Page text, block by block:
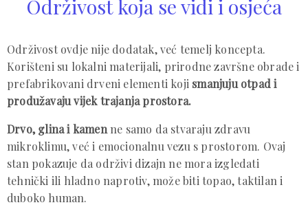
Održivost koja se vidi i osjeća
Održivost ovdje nije dodatak, već temelj koncepta.
Korišteni su lokalni materijali, prirodne završne obrade i
prefabrikovani drveni elementi koji smanjuju otpad i
produžavaju vijek trajanja prostora.
Drvo, glina i kamen ne samo da stvaraju zdravu
mikroklimu, već i emocionalnu vezu s prostorom. Ovaj
stan pokazuje da održivi dizajn ne mora izgledati
tehnički ili hladno naprotiv, može biti topao, taktilan i
duboko human.